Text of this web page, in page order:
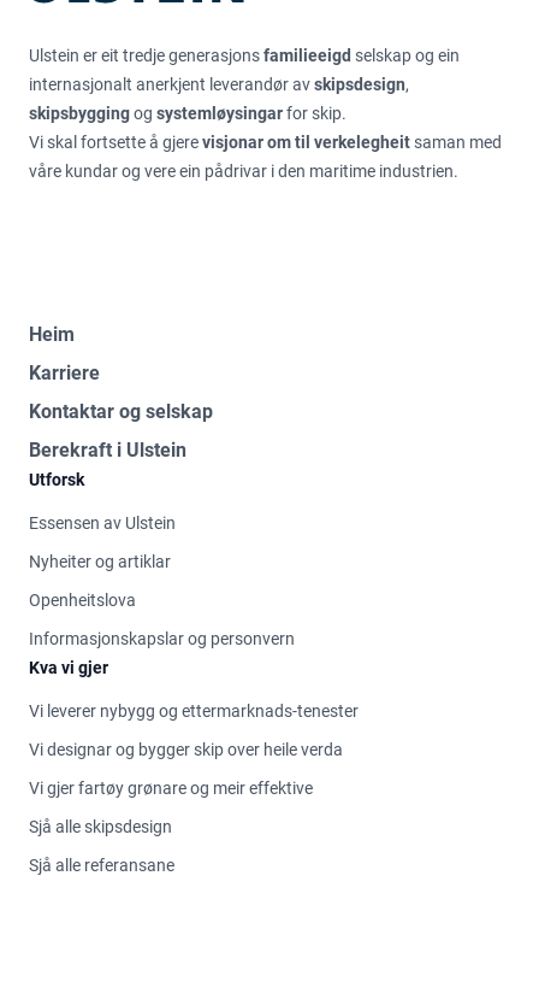
Ulstein er eit tredje generasjonsfamilieeigd selskap og ein
internasjonalt anerkjent leverandør avskipsdesign,
skipsbyggingog systemløysingarfor skip.
Vi skal fortsette å gjerevisjonar om til verkelegheit saman med
våre kundar og vere ein pådrivar i den maritime industrien.
Heim
Karriere
Kontaktar og selskap
Berekraft i Ulstein
Utforsk
Essensen av Ulstein
Nyheiter og artiklar
Openheitslova
Informasjonskapslar og personvern
Kva vi gjer
Vi leverer nybygg og ettermarknads-tenester
Vi designar og bygger skip over heile verda
Vi gjer fartøy grønare og meir effektive
Sjå alle skipsdesign
Sjå alle referansane